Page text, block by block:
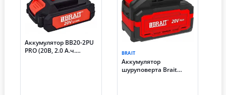
Аккумулятор BB20-2PU
PRO (20В, 2.0 А.ч.
BRAIT
Аккумулятор
шуруповерта Brait